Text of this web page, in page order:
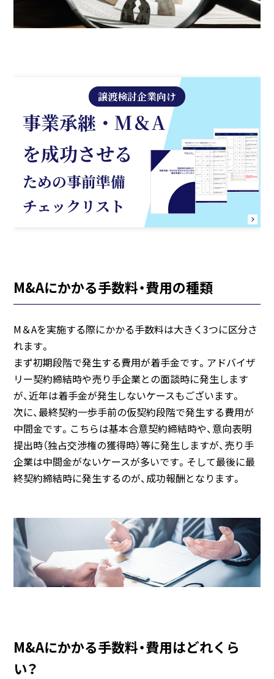
譲渡検討企業向け
事業承継・M＆A
を成功させる
ための事前準備
チェックリスト
M&Aにかかる手数料・費用の種類
M＆Aを実施する際にかかる手数料は大きく3つに区分さ
れます。
まず初期段階で発生する費用が着手金です。アドバイザ
リー契約締結時や売り手企業との面談時に発生します
が、近年は着手金が発生しないケースもございます。
次に、最終契約一歩手前の仮契約段階で発生する費用が
中間金です。こちらは基本合意契約締結時や、意向表明
提出時（独占交渉権の獲得時）等に発生しますが、売り手
企業は中間金がないケースが多いです。そして最後に最
終契約締結時に発生するのが、成功報酬となります。
M&Aにかかる手数料・費用はどれくら
い？